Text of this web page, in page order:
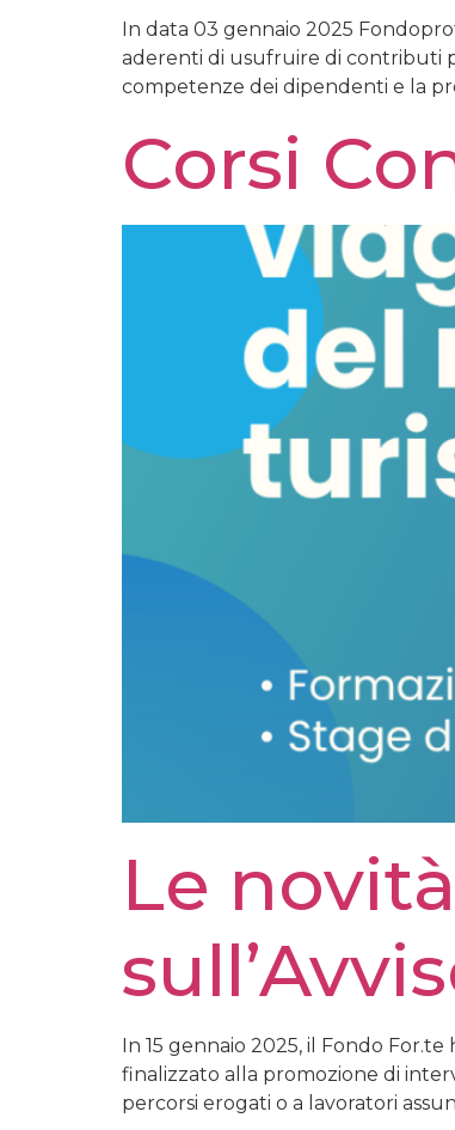
In data 03 gennaio 2025
aderenti di usufruire di contributi
competenze dei dipendenti e la
Corsi
Le
In 15 gennaio 2025, il Fondo
finalizzato alla promozione di
percorsi erogati o a lavoratori